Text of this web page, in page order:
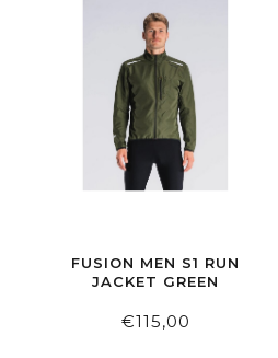
FUSION MEN S1 RUN
JACKET GREEN
€115,00